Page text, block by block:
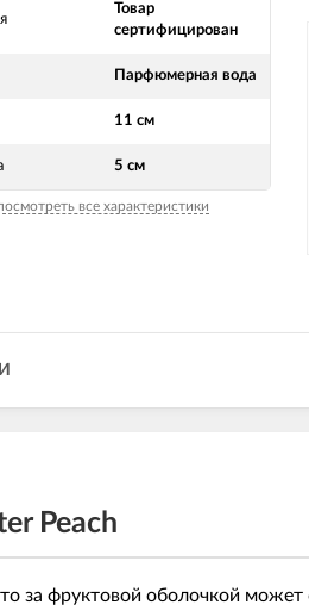
Товар
сертифицирован
Парфюмерная вода
11 см
5 см
все характеристики
Peach
за фруктовой оболочкой